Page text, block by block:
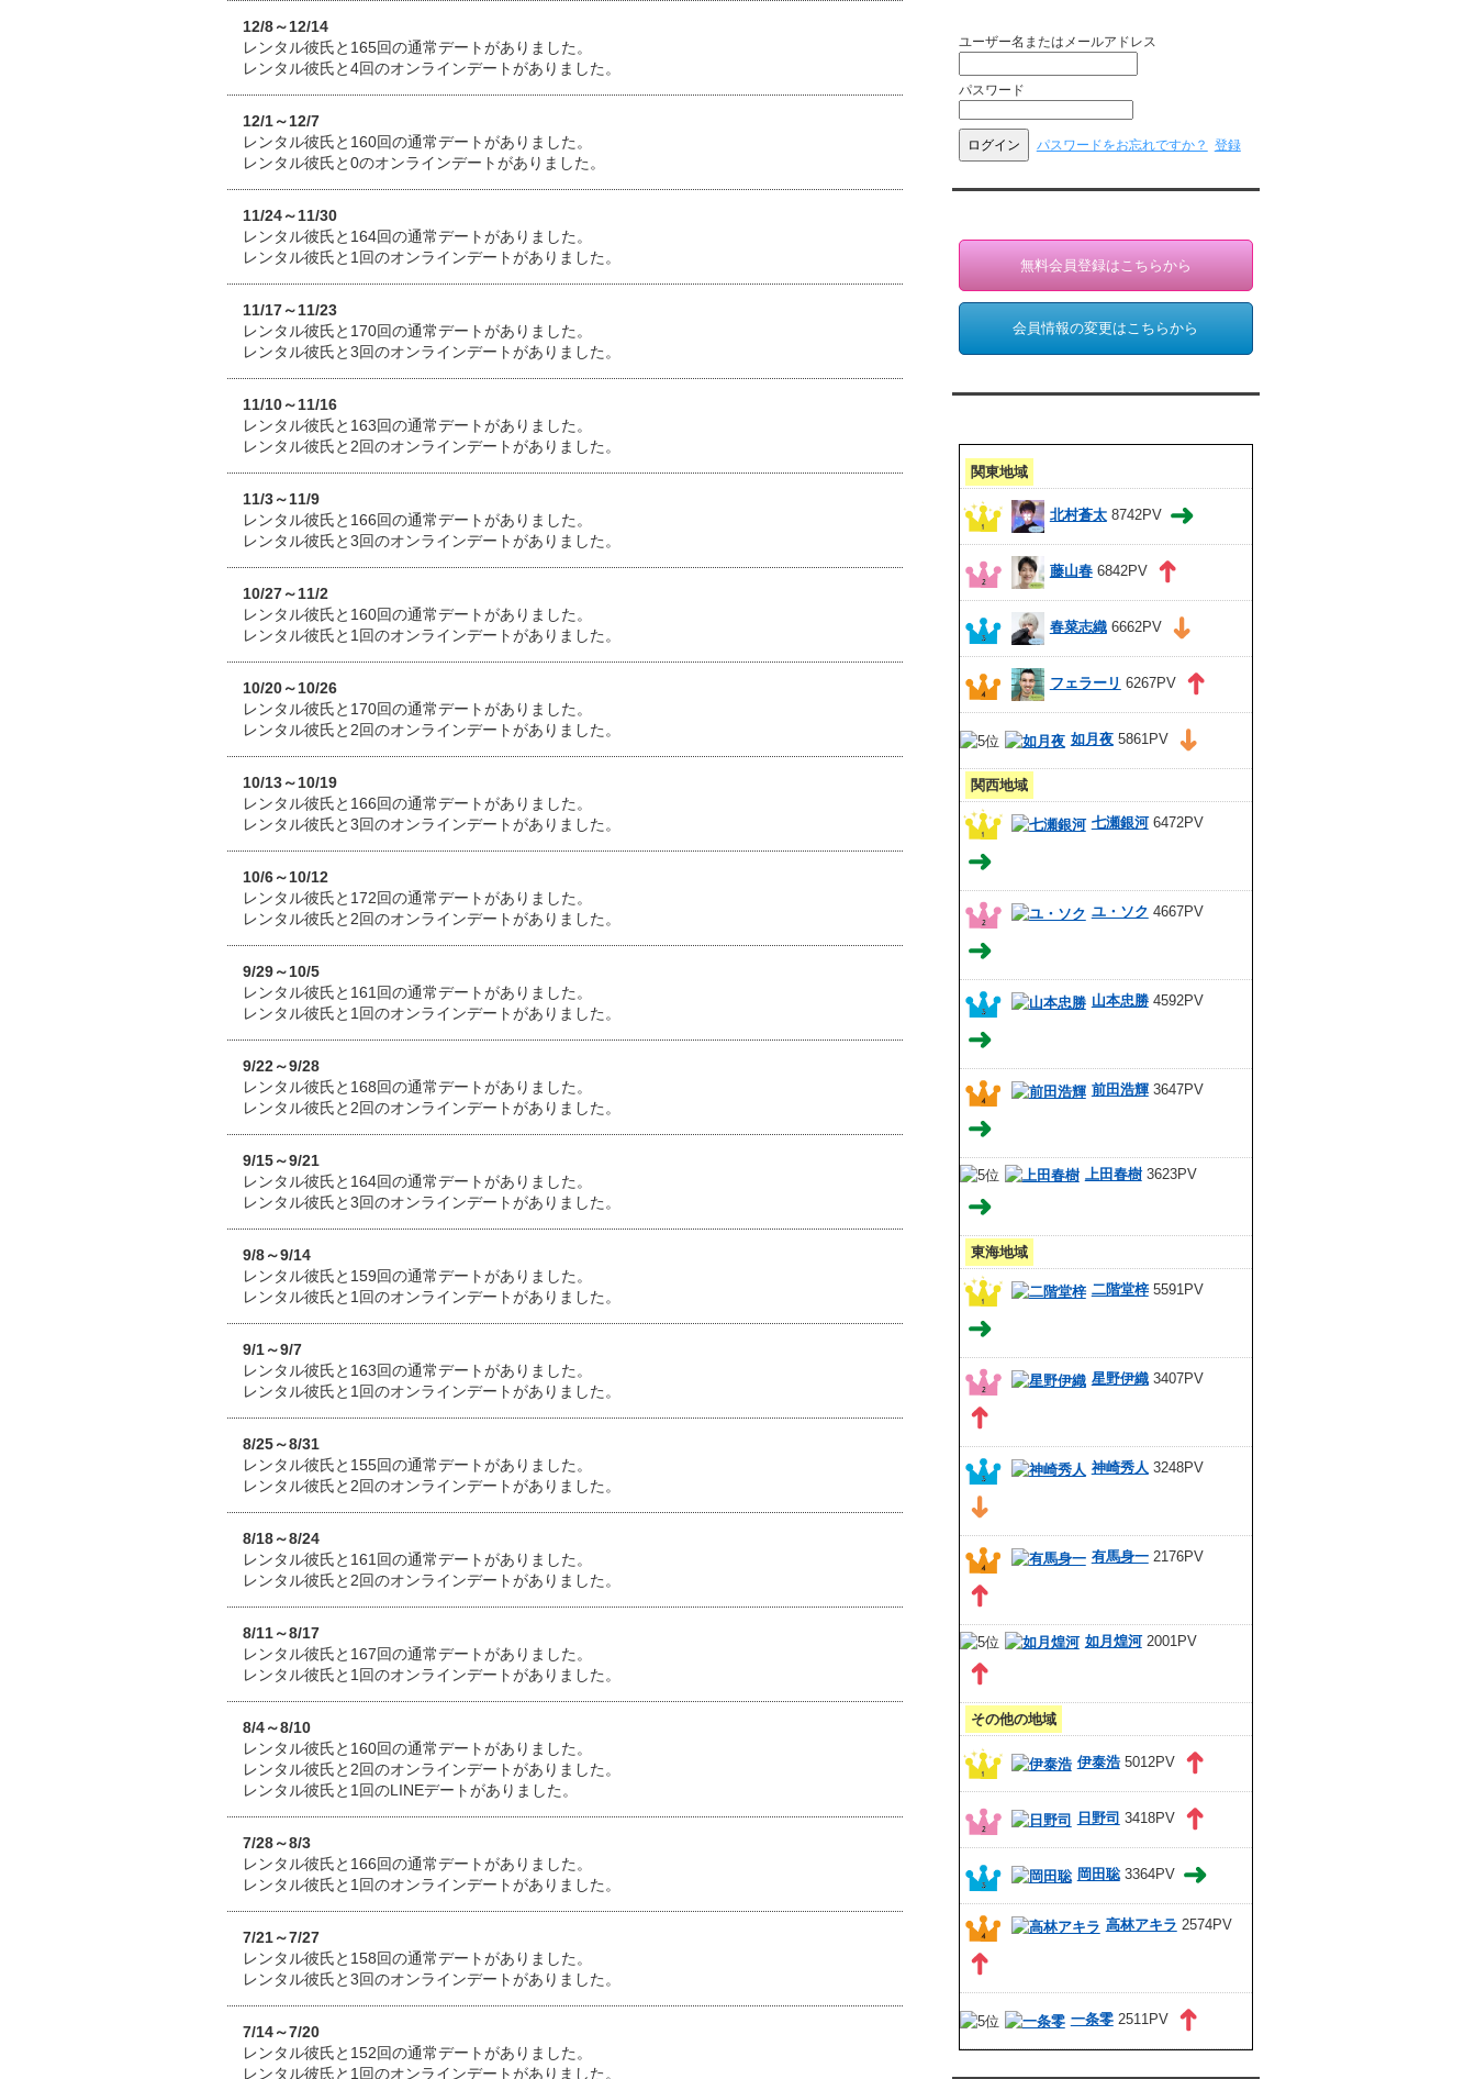
12/8～12/14
レンタル彼氏と165回の通常デートがありました。
レンタル彼氏と4回のオンラインデートがありました。
12/1～12/7
レンタル彼氏と160回の通常デートがありました。
レンタル彼氏と0のオンラインデートがありました。
11/24～11/30
レンタル彼氏と164回の通常デートがありました。
レンタル彼氏と1回のオンラインデートがありました。
11/17～11/23
レンタル彼氏と170回の通常デートがありました。
レンタル彼氏と3回のオンラインデートがありました。
11/10～11/16
レンタル彼氏と163回の通常デートがありました。
レンタル彼氏と2回のオンラインデートがありました。
11/3～11/9
レンタル彼氏と166回の通常デートがありました。
レンタル彼氏と3回のオンラインデートがありました。
10/27～11/2
レンタル彼氏と160回の通常デートがありました。
レンタル彼氏と1回のオンラインデートがありました。
10/20～10/26
レンタル彼氏と170回の通常デートがありました。
レンタル彼氏と2回のオンラインデートがありました。
10/13～10/19
レンタル彼氏と166回の通常デートがありました。
レンタル彼氏と3回のオンラインデートがありました。
10/6～10/12
レンタル彼氏と172回の通常デートがありました。
レンタル彼氏と2回のオンラインデートがありました。
9/29～10/5
レンタル彼氏と161回の通常デートがありました。
レンタル彼氏と1回のオンラインデートがありました。
9/22～9/28
レンタル彼氏と168回の通常デートがありました。
レンタル彼氏と2回のオンラインデートがありました。
9/15～9/21
レンタル彼氏と164回の通常デートがありました。
レンタル彼氏と3回のオンラインデートがありました。
9/8～9/14
レンタル彼氏と159回の通常デートがありました。
レンタル彼氏と1回のオンラインデートがありました。
9/1～9/7
レンタル彼氏と163回の通常デートがありました。
レンタル彼氏と1回のオンラインデートがありました。
8/25～8/31
レンタル彼氏と155回の通常デートがありました。
レンタル彼氏と2回のオンラインデートがありました。
8/18～8/24
レンタル彼氏と161回の通常デートがありました。
レンタル彼氏と2回のオンラインデートがありました。
8/11～8/17
レンタル彼氏と167回の通常デートがありました。
レンタル彼氏と1回のオンラインデートがありました。
8/4～8/10
レンタル彼氏と160回の通常デートがありました。
レンタル彼氏と2回のオンラインデートがありました。
レンタル彼氏と1回のLINEデートがありました。
7/28～8/3
レンタル彼氏と166回の通常デートがありました。
レンタル彼氏と1回のオンラインデートがありました。
7/21～7/27
レンタル彼氏と158回の通常デートがありました。
レンタル彼氏と3回のオンラインデートがありました。
7/14～7/20
レンタル彼氏と152回の通常デートがありました。
レンタル彼氏と1回のオンラインデートがありました。
ユーザー名またはメールアドレス
パスワード
パスワードをお忘れですか？ 登録
無料会員登録はこちらから
会員情報の変更はこちらから
関東地域
北村蒼太8742PV
藤山春6842PV
春菜志織6662PV
フェラーリ 6267PV
如月夜5861PV
関西地域
七瀬銀河6472PV
ユ・ソク 4667PV
山本忠勝4592PV
前田浩輝3647PV
上田春樹3623PV
東海地域
二階堂梓5591PV
星野伊織3407PV
神崎秀人 3248PV
有馬身一2176PV
如月煌河2001PV
その他の地域
伊泰浩5012PV
日野司 3418PV
岡田聡3364PV
高林アキラ 2574PV
一条零2511PV